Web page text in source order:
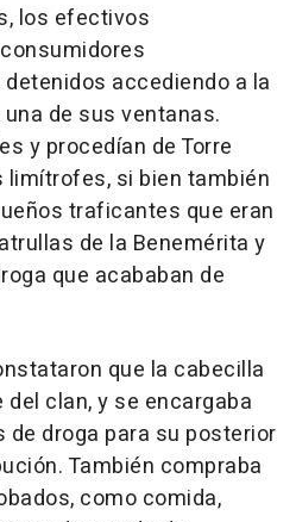
los efectivos
accediendo a la
de sus ventanas.
y procedían de Torre
limítrofes, si bien también
traficantes que eran
de la Benemérita y
que acababan de
que la cabecilla
clan, y se encargaba
droga para su posterior
También compraba
como comida,